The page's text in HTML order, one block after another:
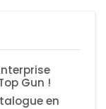
Gun !
en